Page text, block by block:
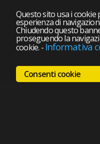
Questo sito usa i
esperienza di
Chiudendo questo
proseguendo la
cookie. - Informativa
Consenti cookie